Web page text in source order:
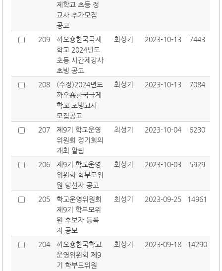
제학교 초등 정
교사 추가모집
공고
209
까오숑한국국제
학교 2024년도
초등 시간제강사
초빙 공고
최성기 2023-10-13 7443
208
(수정)2024년도
까오숑한국국제
학교 초빙교사
모집공고
최성기 2023-10-13 7084
207
제9기 학교운영
위원회 정기회의
개최 알림
최성기 2023-10-04 6230
206
제9기 학교운영
위원회 학부모위
원 당선자 공고
최성기 2023-10-03 5929
205
학교운영위원회
제9기 학부모위
원 후보자 등록
자 공보
최성기 2023-09-25 14961
204
까오숑한국학교
운영위원회 제9
기 학부모위원
최성기 2023-09-18 14290